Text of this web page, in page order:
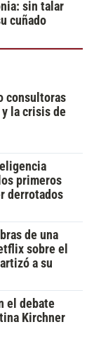
sin talar
cuñado
consultoras
la crisis de
primeros
derrotados
de una
sobre el
a su
el debate
Kirchner